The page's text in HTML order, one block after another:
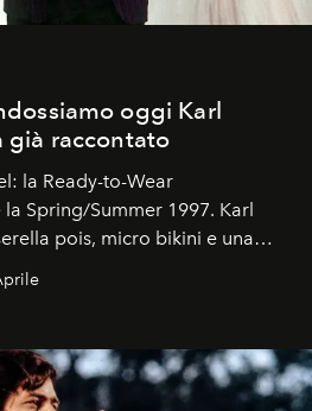
oggi Karl
già raccontato
la Ready-to-Wear
Spring/Summer 1997. Karl
pois, micro bikini e una
spiaggia
dietro l'altra. Trent'anni dopo,
che abbiamo.